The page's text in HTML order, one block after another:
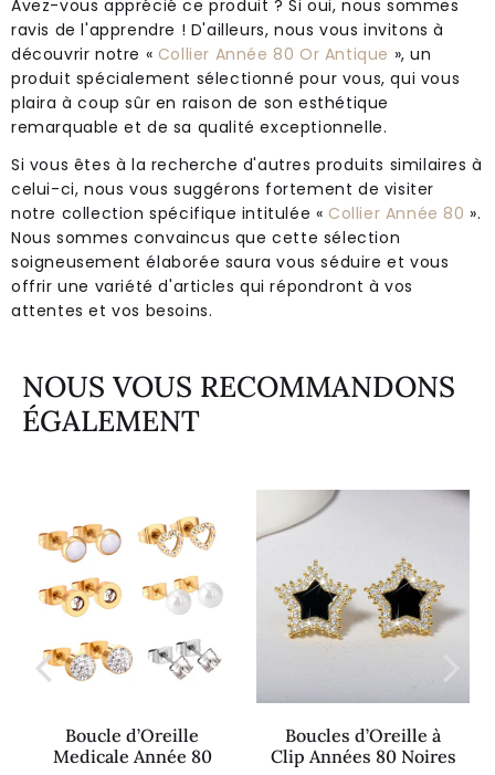
Avez-vous apprécié ce produit ? Si oui, nous sommes
ravis de l'apprendre ! D'ailleurs, nous vous invitons à
découvrir notre « Collier Année 80 Or Antique », un
produit spécialement sélectionné pour vous, qui vous
plaira à coup sûr en raison de son esthétique
remarquable et de sa qualité exceptionnelle.
Si vous êtes à la recherche d'autres produits similaires à
celui-ci, nous vous suggérons fortement de visiter
notre collection spécifique intitulée « Collier Année 80 ».
Nous sommes convaincus que cette sélection
soigneusement élaborée saura vous séduire et vous
offrir une variété d'articles qui répondront à vos
attentes et vos besoins.
NOUS VOUS RECOMMANDONS
ÉGALEMENT
Boucle d’Oreille
Medicale Année 80
Boucles d’Oreille à
Clip Années 80 Noires